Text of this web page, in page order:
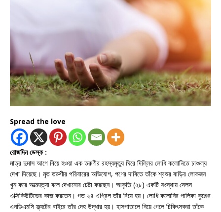
Spread the love
রোজদিন ডেস্ক :
মাত্র দুমাস আগে বিয়ে হওয়া এক তরুণীর রহস্যমৃত্যু ঘিরে দিল্লির লোধি কলোনিতে চাঞ্চল্য
দেখা দিয়েছে। মৃত তরুণীর পরিবারের অভিযোগ, পণের দাবিতে তাঁকে শ্বশুর বাড়ির লোকজন
খুন করে আত্মহত্যা বলে দেখানোর চেষ্টা করছেন। আকৃতি (২৮) একটি সংস্থায় সেলস
এক্সিকিউটিভের কাজ করতেন। গত ২৪ এপ্রিল তাঁর বিয়ে হয়। লোধি কলোনির পালিকা কুঞ্জের
এনডিএমসি ফ্ল্যটের বাইরে তাঁর দেহ উদ্ধার হয়। হাসপাতালে নিয়ে গেলে চিকিৎসকরা তাঁকে